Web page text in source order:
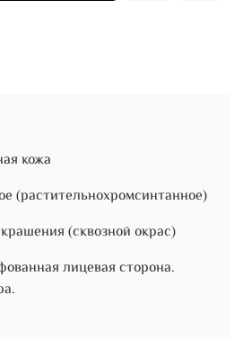
кожа
(растительнохромсинтанное)
(сквозной окрас)
лицевая сторона.